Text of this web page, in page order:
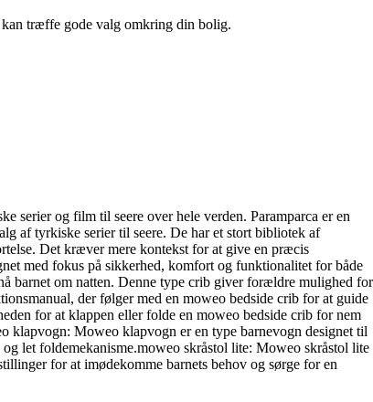
træffe gode valg omkring din bolig.
serier og film til seere over hele verden. Paramparca er en
af tyrkiske serier til seere. De har et stort bibliotek af
Det kræver mere kontekst for at give en præcis
med fokus på sikkerhed, komfort og funktionalitet for både
barnet om natten. Denne type crib giver forældre mulighed for
der følger med en moweo bedside crib for at guide
for at klappen eller folde en moweo bedside crib for nem
klapvogn: Moweo klapvogn er en type barnevogn designet til
let foldemekanisme.moweo skråstol lite: Moweo skråstol lite
for at imødekomme barnets behov og sørge for en